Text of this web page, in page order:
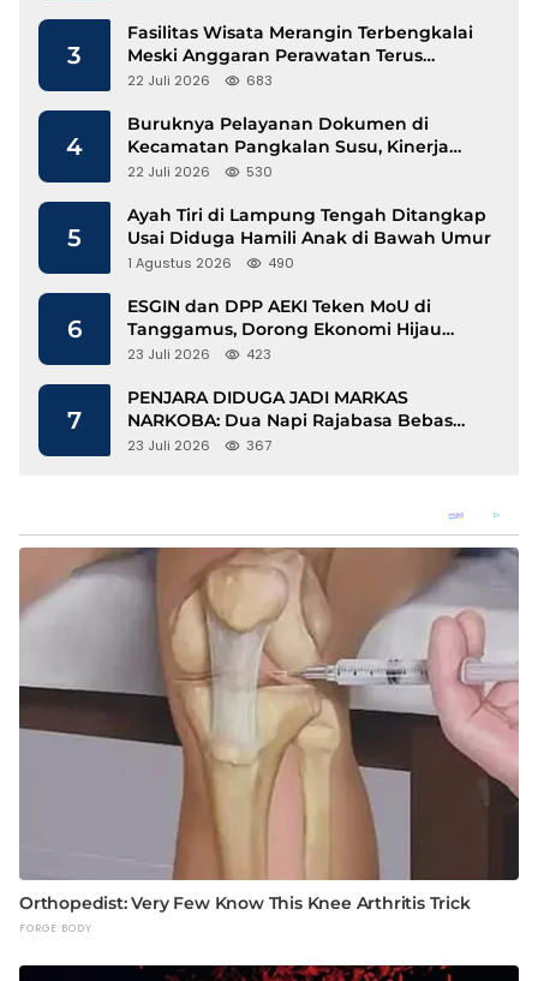
3
Fasilitas Wisata Merangin Terbengkalai
Meski Anggaran Perawatan Terus
Mengalir
22 Juli 2026 683
4
Buruknya Pelayanan Dokumen di
Kecamatan Pangkalan Susu, Kinerja
Disdukcapil Langkat Disorot
22 Juli 2026 530
5
Ayah Tiri di Lampung Tengah Ditangkap
Usai Diduga Hamili Anak di Bawah Umur
1 Agustus 2026 490
6
ESGIN dan DPP AEKI Teken MoU di
Tanggamus, Dorong Ekonomi Hijau
Berbasis Kopi dan Perdagangan Karbon
23 Juli 2026 423
7
PENJARA DIDUGA JADI MARKAS
NARKOBA: Dua Napi Rajabasa Bebas
Gunakan HP, Muncul Dugaan
23 Juli 2026 367